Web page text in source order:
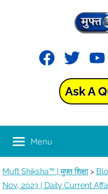
Muft
Shiksha™
मुफ्त
शिक्षा
FacebookTwitter
Ask A
Menu
Muft Shiksha™ | मुफ्त शिक्षा >
Nov, 2023 | Daily Current